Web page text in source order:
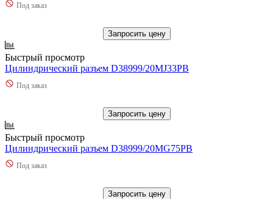
Под заказ
Запросить цену
Быстрый просмотр
Цилиндрический разъем D38999/20MJ33PB
Под заказ
Запросить цену
Быстрый просмотр
Цилиндрический разъем D38999/20MG75PB
Под заказ
Запросить цену